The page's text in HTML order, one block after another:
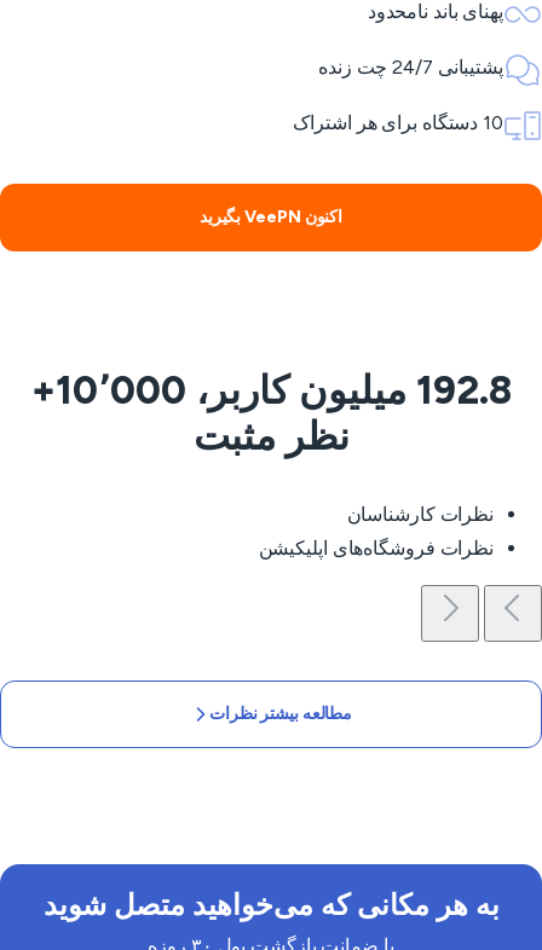
پهنای باند نامحدود
پشتیبانی 24/7 چت زنده
10 دستگاه برای هر اشتراک
اکنون VeePN بگیرید
192.8 میلیون کاربر، 10٬000+
نظر مثبت
نظرات کارشناسان
نظرات فروشگاه‌های اپلیکیشن
مطالعه بیشتر نظرات
به هر مکانی که می‌خواهید متصل شوید